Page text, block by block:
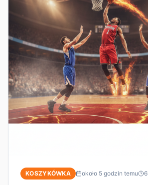
KOSZYKÓWKA około 5 godzin temu 6